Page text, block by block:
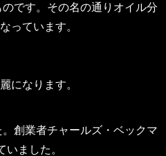
です。その名の通りオイル分
っています。
になります。
創業者チャールズ・ベックマ
ました。